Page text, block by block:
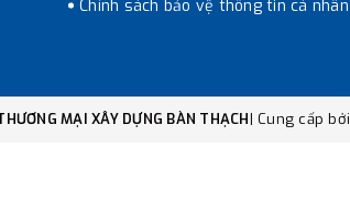
Chính sách bảo vệ thông tin cá nhân
MẠI XÂY DỰNG BÀN THẠCH| Cung cấp bởi